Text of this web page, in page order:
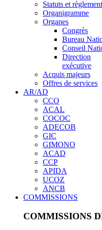
Statuts et règlement
Organigramme
Organes
Congrès
Bureau
Conseil
Direction
exécutive
Acquis majeurs
Offres de services
AR/AD
CCO
ACAL
COCOC
ADECOB
GIC
GIMONO
ACAD
CCP
APIDA
UCOZ
ANCB
COMMISSIONS
COMMISSIONS